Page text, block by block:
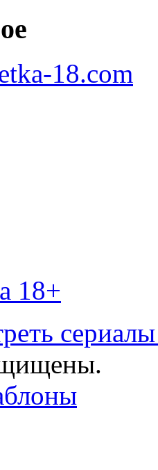
18.com
18+